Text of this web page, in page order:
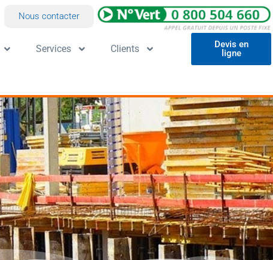
Nous contacter
Services Clients
Devis en
ligne